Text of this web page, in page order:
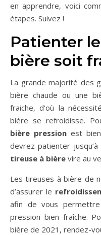
en apprendre, voici
étapes. Suivez !
Patienter
bière soit
La grande majorité des
bière chaude ou une
fraiche, d’où la
bière se refroidisse.
bière pression est
devrez patienter
tireuse à bière vire au
Les tireuses à bière de
d’assurer le
afin de vous
pression bien fraîche.
bière de 2021, rendez-